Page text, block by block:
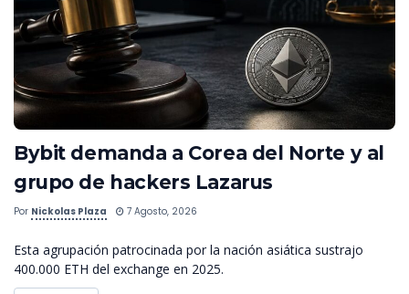
Bybit demanda a Corea del Norte y al
grupo de hackers Lazarus
Por Nickolas Plaza 7 Agosto, 2026
Esta agrupación patrocinada por la nación asiática sustrajo
400.000 ETH del exchange en 2025.